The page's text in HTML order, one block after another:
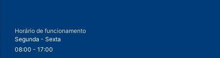
Horário de funcionamento
Segunda - Sexta
08:00 - 17:00